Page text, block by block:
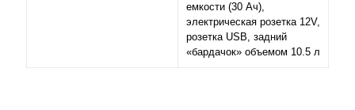
емкости (30 Ач),
электрическая розетка 12V,
розетка USB, задний
«бардачок» объемом 10.5 л